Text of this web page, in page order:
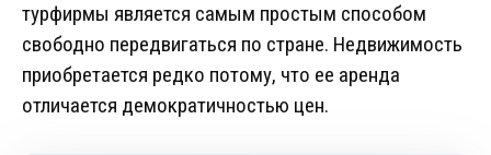
турфирмы является самым простым способом
свободно передвигаться по стране. Недвижимость
приобретается редко потому, что ее аренда
отличается демократичностью цен.